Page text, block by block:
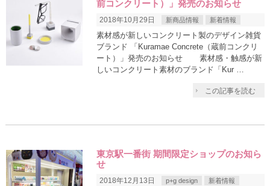
前コンクリート）」発売のお知らせ
2018年10月29日 新商品情報 新着情報
素材感が新しいコンクリート製のデザイン雑貨
ブランド 「Kuramae Concrete（蔵前コンクリ
ート）」発売のお知らせ 素材感・触感が新
しいコンクリート素材のブランド「Kur …
この記事を読む
東京駅一番街 期間限定ショップのお知ら
せ
2018年12月13日 p+g design 新着情報